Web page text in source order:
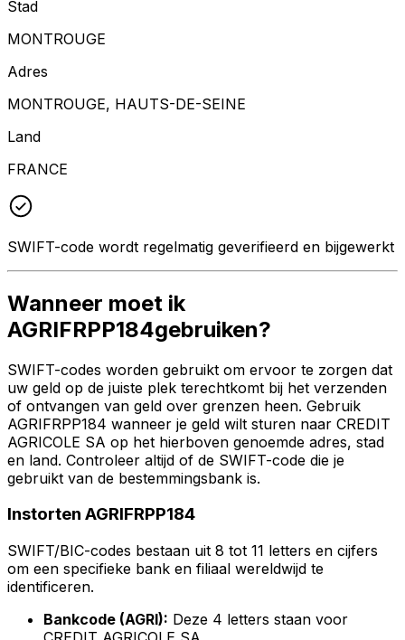
Stad
MONTROUGE
Adres
MONTROUGE, HAUTS-DE-SEINE
Land
FRANCE
SWIFT-code wordt regelmatig geverifieerd en bijgewerkt
Wanneer moet ik
AGRIFRPP184gebruiken?
SWIFT-codes worden gebruikt om ervoor te zorgen dat
uw geld op de juiste plek terechtkomt bij het verzenden
of ontvangen van geld over grenzen heen. Gebruik
AGRIFRPP184 wanneer je geld wilt sturen naar CREDIT
AGRICOLE SA op het hierboven genoemde adres, stad
en land. Controleer altijd of de SWIFT-code die je
gebruikt van de bestemmingsbank is.
Instorten AGRIFRPP184
SWIFT/BIC-codes bestaan uit 8 tot 11 letters en cijfers
om een specifieke bank en filiaal wereldwijd te
identificeren.
Bankcode (AGRI): Deze 4 letters staan voor